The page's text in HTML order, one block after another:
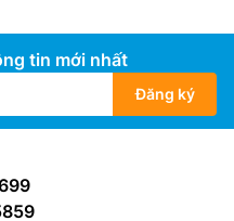
tin mới nhất
Đăng ký